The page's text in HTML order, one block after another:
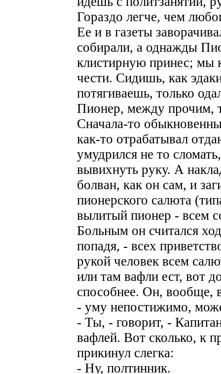
Гораздо легче, чем
Ее и в газеты
собирали, а однажды
клистирную принес; мы
чести. Сидишь, как
потягиваешь, только
Пионер, между прочим,
Сначала-то
как-то отрабатывал
умудрился не то
вывихнуть руку. А
болван, как он сам, и
пионерского салюта
вылитый пионер - всем
Больным он считался
попадя, - всех
рукой человек всем
или там вафли ест, вот
способнее. Он, вообще,
- уму непостижимо,
- Ты, - говорит, -
вафлей. Вот сколько, к
прикинул слегка:
- Ну, полтинник.